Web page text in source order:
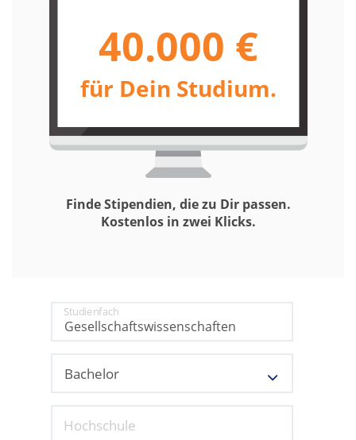
40.000 €
für Dein Studium.
Finde Stipendien, die zu Dir passen.
Kostenlos in zwei Klicks.
Studienfach
Hochschule